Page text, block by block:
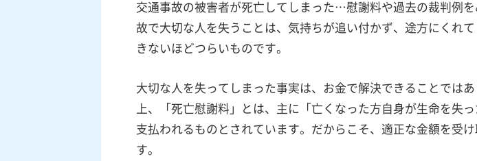
交通事故の被害者が死亡してしまった…慰謝料や過去の裁判例
故で大切な人を失うことは、気持ちが追い付かず、途方にくれ
きないほどつらいものです。
大切な人を失ってしまった事実は、お金で解決できることでは
上、「死亡慰謝料」とは、主に「亡くなった方自身が生命を失
支払われるものとされています。だからこそ、適正な金額を受
す。